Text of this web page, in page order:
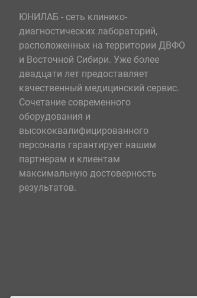
ЮНИЛАБ - сеть клинико-
диагностических лабораторий,
расположенных на территории ДВФО
и Восточной Сибири. Уже более
двадцати лет предоставляет
качественный медицинский сервис.
Сочетание современного
оборудования и
высококвалифицированного
персонала гарантирует нашим
партнерам и клиентам
максимальную достоверность
результатов.